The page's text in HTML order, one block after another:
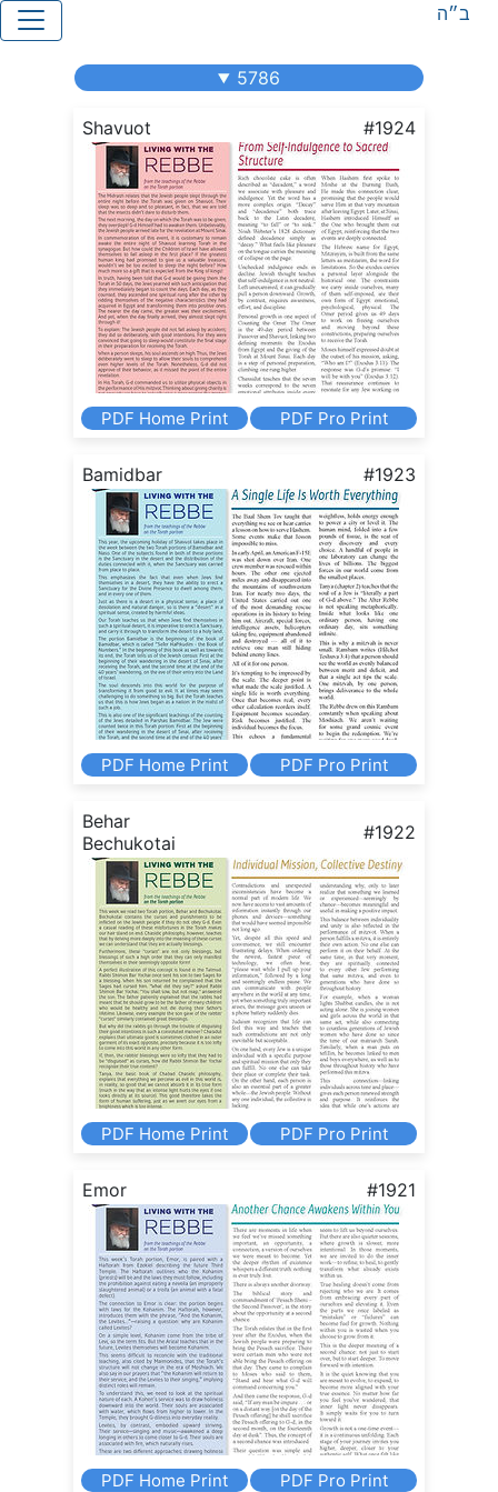
ב״ה
5786
Shavuot #1924
PDF Home Print PDF Pro Print
Bamidbar #1923
PDF Home Print PDF Pro Print
Behar
Bechukotai
#1922
PDF Home Print PDF Pro Print
Emor #1921
PDF Home Print PDF Pro Print